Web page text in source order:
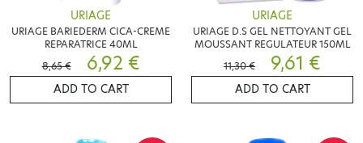
URIAGE
URIAGE BARIEDERM CICA-CREME
REPARATRICE 40ML
8,65 €
6,92 €
ADD TO CART
URIAGE
URIAGE D.S GEL NETTOYANT GEL
MOUSSANT REGULATEUR 150ML
11,30 €
9,61 €
ADD TO CART